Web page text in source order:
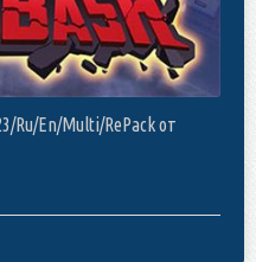
Ru/En/Multi/RePack от